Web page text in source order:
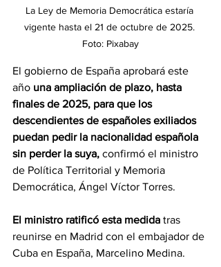
La Ley de Memoria Democrática estaría
vigente hasta el 21 de octubre de 2025.
Foto: Pixabay
El gobierno de España aprobará este
año una ampliación de plazo, hasta
finales de 2025, para que los
descendientes de españoles exiliados
puedan pedir la nacionalidad española
sin perder la suya, confirmó el ministro
de Política Territorial y Memoria
Democrática, Ángel Víctor Torres.
El ministro ratificó esta medida tras
reunirse en Madrid con el embajador de
Cuba en España, Marcelino Medina.